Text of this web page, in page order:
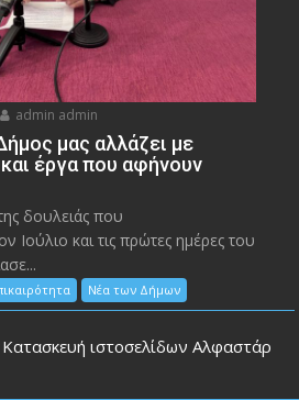
admin admin
μας αλλάζει με
έργα που αφήνουν
δουλειάς που
Ιούλιο και τις πρώτες ημέρες του
Νέα των Δήμων
ιστοσελίδων Αλφαστάρ